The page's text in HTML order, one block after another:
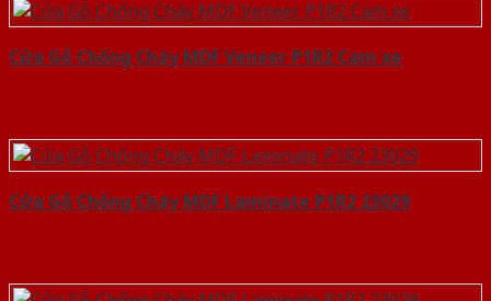
Cửa Gỗ Chống Cháy MDF Veneer P1R2 Cam xe
Cửa Gỗ Chống Cháy MDF Laminate P1R2 23029